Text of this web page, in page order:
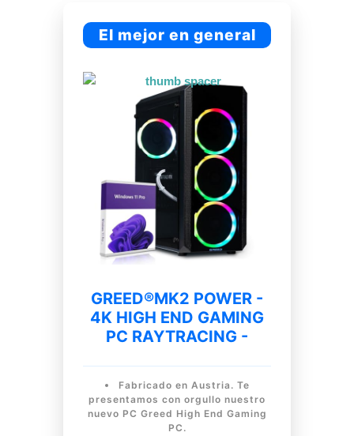
El mejor en general
GREED®MK2 POWER -
4K HIGH END GAMING
PC RAYTRACING -
Fabricado en Austria. Te
presentamos con orgullo nuestro
nuevo PC Greed High End Gaming
PC.